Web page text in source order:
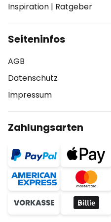
Inspiration | Ratgeber
Seiteninfos
AGB
Datenschutz
Impressum
Zahlungsarten